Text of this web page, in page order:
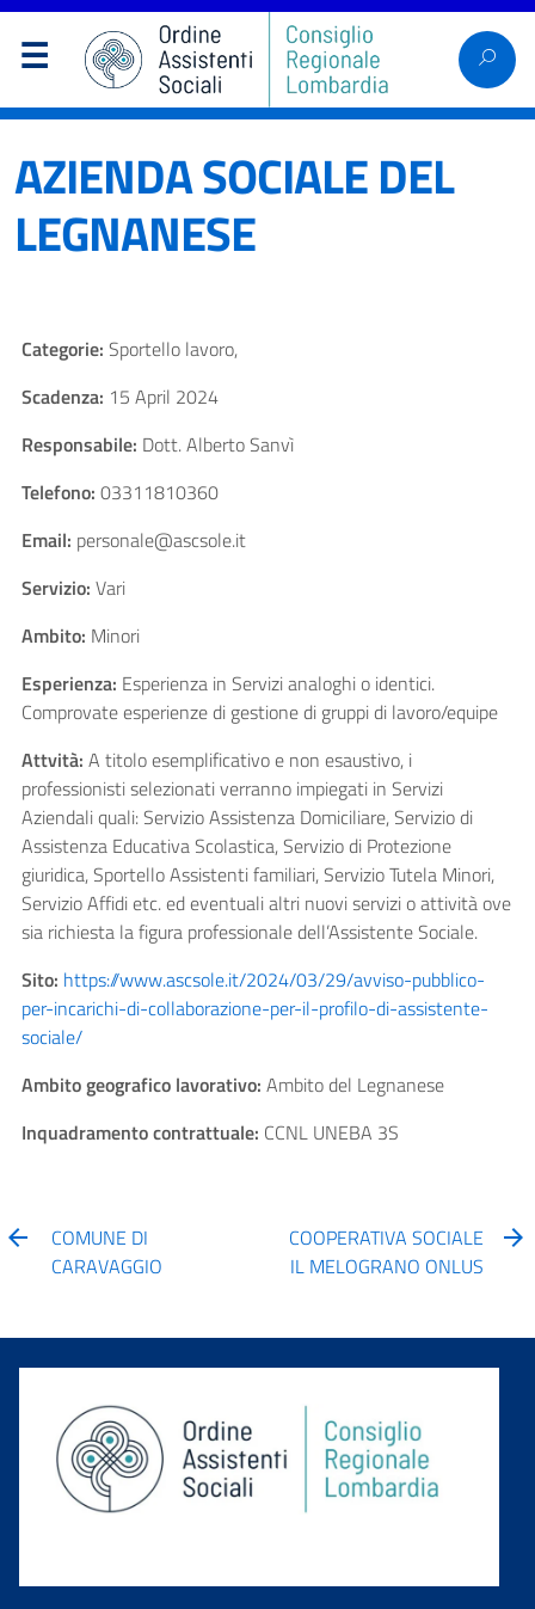
AZIENDA SOCIALE DEL
LEGNANESE
Categorie: Sportello lavoro,
Scadenza: 15 April 2024
Responsabile: Dott. Alberto Sanvì
Telefono: 03311810360
Email: personale@ascsole.it
Servizio: Vari
Ambito: Minori
Esperienza: Esperienza in Servizi analoghi o identici.
Comprovate esperienze di gestione di gruppi di lavoro/equipe
Attvità: A titolo esemplificativo e non esaustivo, i
professionisti selezionati verranno impiegati in Servizi
Aziendali quali: Servizio Assistenza Domiciliare, Servizio di
Assistenza Educativa Scolastica, Servizio di Protezione
giuridica, Sportello Assistenti familiari, Servizio Tutela Minori,
Servizio Affidi etc. ed eventuali altri nuovi servizi o attività ove
sia richiesta la figura professionale dell’Assistente Sociale.
Sito: https://www.ascsole.it/2024/03/29/avviso-pubblico-
per-incarichi-di-collaborazione-per-il-profilo-di-assistente-
sociale/
Ambito geografico lavorativo: Ambito del Legnanese
Inquadramento contrattuale: CCNL UNEBA 3S
COMUNE DI
CARAVAGGIO
COOPERATIVA SOCIALE
IL MELOGRANO ONLUS